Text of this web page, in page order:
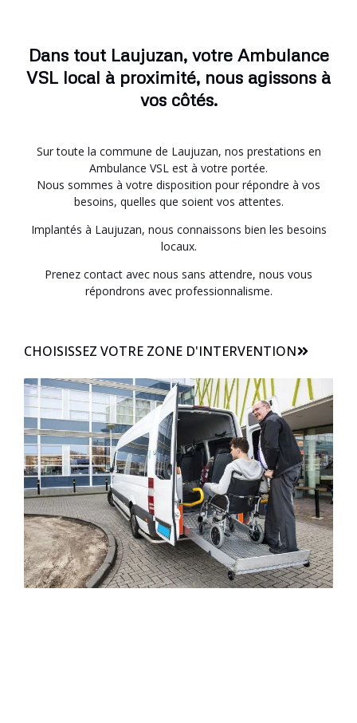
Dans tout Laujuzan, votre Ambulance
VSL local à proximité, nous agissons à
vos côtés.
Sur toute la commune de Laujuzan, nos prestations en
Ambulance VSL est à votre portée.
Nous sommes à votre disposition pour répondre à vos
besoins, quelles que soient vos attentes.
Implantés à Laujuzan, nous connaissons bien les besoins
locaux.
Prenez contact avec nous sans attendre, nous vous
répondrons avec professionnalisme.
CHOISISSEZ VOTRE ZONE D'INTERVENTION